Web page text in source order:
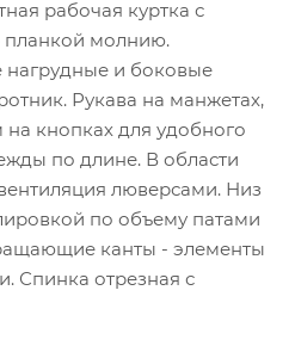
рабочая куртка с
планкой молнию.
и боковые
Рукава на манжетах,
на кнопках для удобного
по длине. В области
люверсами. Низ
по объему патами
канты - элементы
Спинка отрезная с